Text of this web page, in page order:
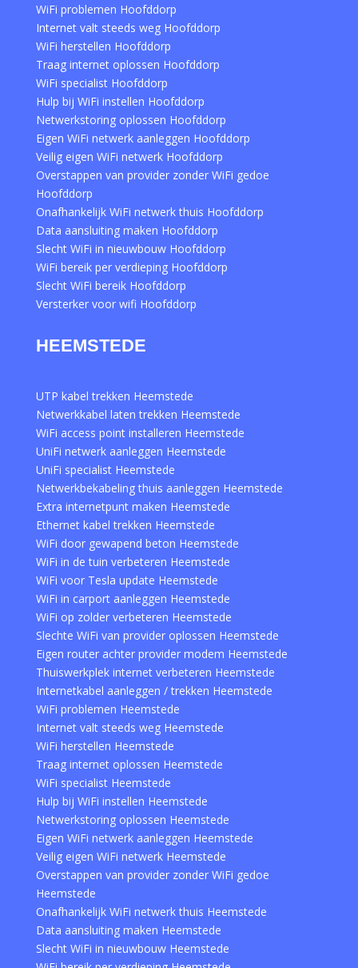
WiFi problemen Hoofddorp
Internet valt steeds weg Hoofddorp
WiFi herstellen Hoofddorp
Traag internet oplossen Hoofddorp
WiFi specialist Hoofddorp
Hulp bij WiFi instellen Hoofddorp
Netwerkstoring oplossen Hoofddorp
Eigen WiFi netwerk aanleggen Hoofddorp
Veilig eigen WiFi netwerk Hoofddorp
Overstappen van provider zonder WiFi gedoe
Hoofddorp
Onafhankelijk WiFi netwerk thuis Hoofddorp
Data aansluiting maken Hoofddorp
Slecht WiFi in nieuwbouw Hoofddorp
WiFi bereik per verdieping Hoofddorp
Slecht WiFi bereik Hoofddorp
Versterker voor wifi Hoofddorp
HEEMSTEDE
UTP kabel trekken Heemstede
Netwerkkabel laten trekken Heemstede
WiFi access point installeren Heemstede
UniFi netwerk aanleggen Heemstede
UniFi specialist Heemstede
Netwerkbekabeling thuis aanleggen Heemstede
Extra internetpunt maken Heemstede
Ethernet kabel trekken Heemstede
WiFi door gewapend beton Heemstede
WiFi in de tuin verbeteren Heemstede
WiFi voor Tesla update Heemstede
WiFi in carport aanleggen Heemstede
WiFi op zolder verbeteren Heemstede
Slechte WiFi van provider oplossen Heemstede
Eigen router achter provider modem Heemstede
Thuiswerkplek internet verbeteren Heemstede
Internetkabel aanleggen / trekken Heemstede
WiFi problemen Heemstede
Internet valt steeds weg Heemstede
WiFi herstellen Heemstede
Traag internet oplossen Heemstede
WiFi specialist Heemstede
Hulp bij WiFi instellen Heemstede
Netwerkstoring oplossen Heemstede
Eigen WiFi netwerk aanleggen Heemstede
Veilig eigen WiFi netwerk Heemstede
Overstappen van provider zonder WiFi gedoe
Heemstede
Onafhankelijk WiFi netwerk thuis Heemstede
Data aansluiting maken Heemstede
Slecht WiFi in nieuwbouw Heemstede